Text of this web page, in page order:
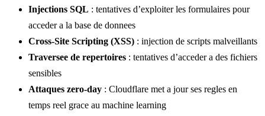
Injections SQL : tentatives d’exploiter les formulaires pour
acceder a la base de donnees
Cross-Site Scripting (XSS) : injection de scripts malveillants
Traversee de repertoires : tentatives d’acceder a des fichiers
sensibles
Attaques zero-day : Cloudflare met a jour ses regles en
temps reel grace au machine learning